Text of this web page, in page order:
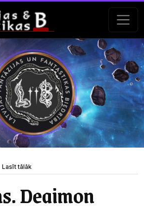
Lasīt tālāk
Deaimon